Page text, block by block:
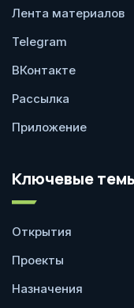
Лента материалов
Telegram
ВКонтакте
Рассылка
Приложение
Ключевые
Открытия
Проекты
Назначения